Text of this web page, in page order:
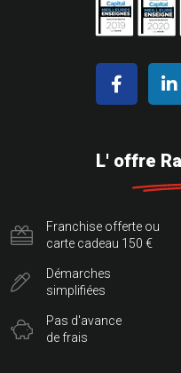
L' offre
Franchise offerte ou
carte cadeau 150 €
Démarches
simplifiées
Pas d'avance
de frais